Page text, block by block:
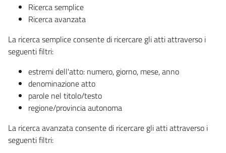
Ricerca semplice
Ricerca avanzata
La ricerca semplice consente di ricercare gli atti attraverso i
seguenti filtri:
estremi dell'atto: numero, giorno, mese, anno
denominazione atto
parole nel titolo/testo
regione/provincia autonoma
La ricerca avanzata consente di ricercare gli atti attraverso i
seguenti filtri: